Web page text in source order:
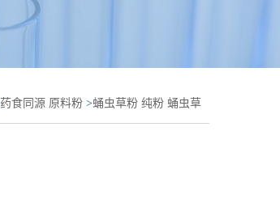
药食同源 原料粉 >蛹虫草粉 纯粉 蛹虫草